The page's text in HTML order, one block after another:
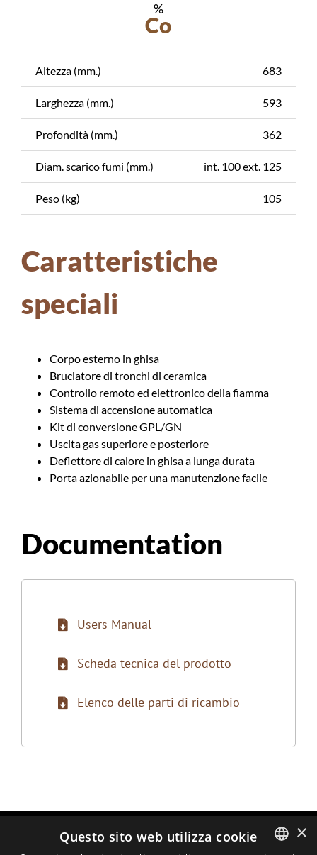
%
Co
Altezza (mm.) 683
Larghezza (mm.) 593
Profondità (mm.) 362
Diam. scarico fumi (mm.) int. 100 ext. 125
Peso (kg) 105
Caratteristiche
speciali
Corpo esterno in ghisa
Bruciatore di tronchi di ceramica
Controllo remoto ed elettronico della fiamma
Sistema di accensione automatica
Kit di conversione GPL/GN
Uscita gas superiore e posteriore
Deflettore di calore in ghisa a lunga durata
Porta azionabile per una manutenzione facile
Documentation
Users Manual
Scheda tecnica del prodotto
Elenco delle parti di ricambio
×
Questo sito web utilizza cookie